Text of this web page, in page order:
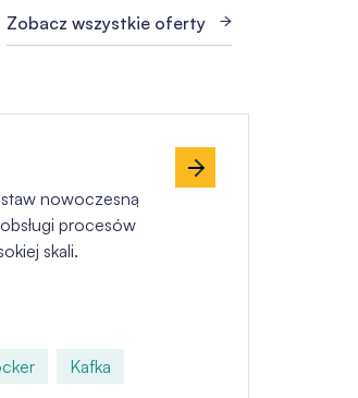
Zobacz wszystkie oferty
nowoczesną
procesów
skali.
Kafka